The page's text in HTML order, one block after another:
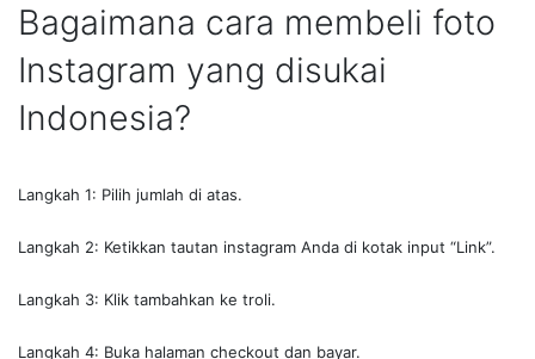
Bagaimana cara membeli foto
Instagram yang disukai
Indonesia?
Langkah 1: Pilih jumlah di atas.
Langkah 2: Ketikkan tautan instagram Anda di kotak input “Link”.
Langkah 3: Klik tambahkan ke troli.
Langkah 4: Buka halaman checkout dan bayar.